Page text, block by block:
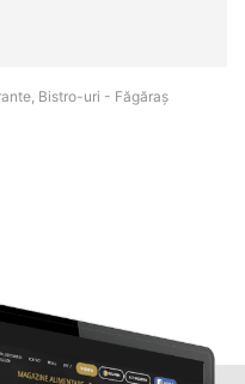
Bistro-uri - Făgăraş